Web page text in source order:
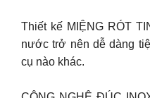
Thiết kế MIỆNG RÓT
nước trở nên dễ dàng
cụ nào khác.